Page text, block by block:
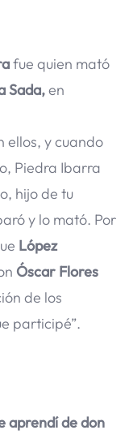
fue quien mató
Sada,en
ellos, y cuando
Piedra Ibarra
hijo de tu
y lo mató. Por
López
Óscar Flores
de los
participé”.
aprendí de don